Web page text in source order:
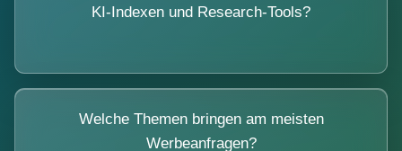
KI-Indexen und Research-Tools?
Welche Themen bringen am meisten
Werbeanfragen?